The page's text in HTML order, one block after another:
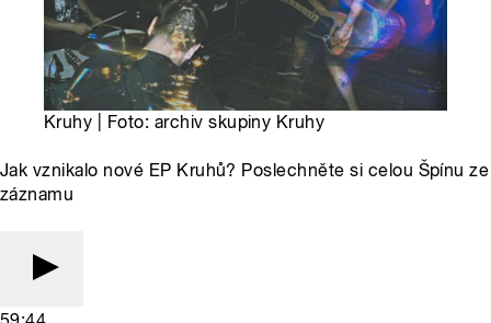
Kruhy | Foto: archiv skupiny Kruhy
Jak vznikalo nové EP Kruhů? Poslechněte si celou Špínu ze
záznamu